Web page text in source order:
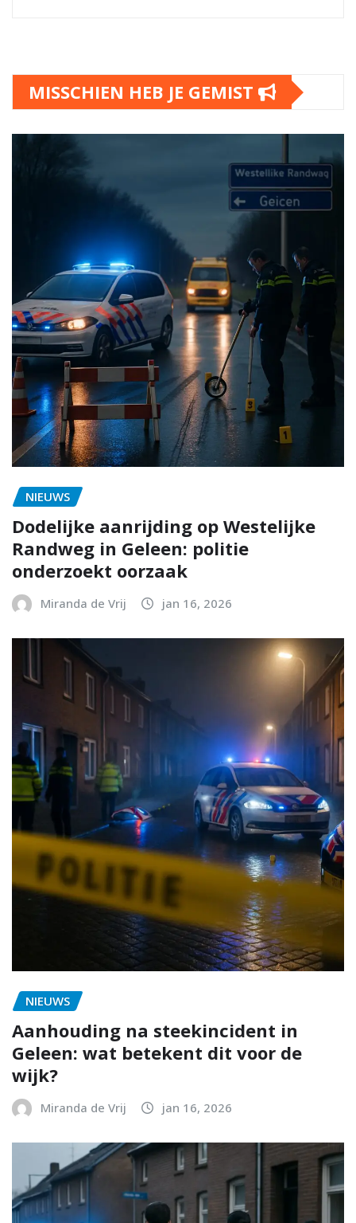
MISSCHIEN HEB JE GEMIST
NIEUWS
Dodelijke aanrijding op Westelijke
Randweg in Geleen: politie
onderzoekt oorzaak
Miranda de Vrij jan 16, 2026
NIEUWS
Aanhouding na steekincident in
Geleen: wat betekent dit voor de
wijk?
Miranda de Vrij jan 16, 2026